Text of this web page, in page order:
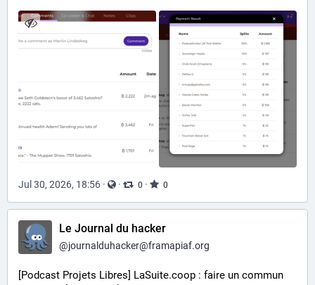
Jul 30, 2026, 18:56 · · 0 · 0
Le Journal du hacker
@journalduhacker@framapiaf.org
[Podcast Projets Libres] LaSuite.coop : faire un commun